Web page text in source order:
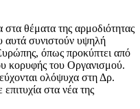
θέματα της αρμοδιότητας
συνιστούν υψηλή
όπως προκύπτει από
κορυφής του Οργανισμού.
ολόψυχα στη Δρ.
στα νέα της